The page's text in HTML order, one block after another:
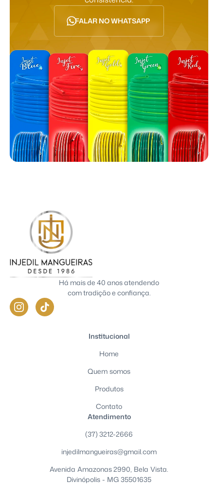
FALAR NO WHATSAPP
Há mais de 40 anos atendendo
com tradição e confiança.
Institucional
Home
Quem somos
Produtos
Contato
Atendimento
(37) 3212-2666
injedilmangueiras@gmail.com
Avenida Amazonas 2990, Bela Vista.
Divinópolis - MG 35501635